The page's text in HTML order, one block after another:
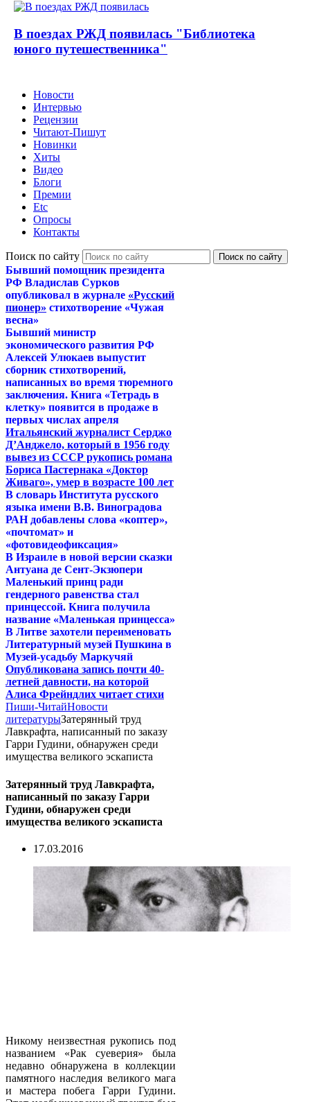
В поездах РЖД появилась "Библиотека
юного путешественника"
Новости
Интервью
Рецензии
Читают-Пишут
Новинки
Хиты
Видео
Блоги
Премии
Etc
Опросы
Контакты
Поиск по сайту
Бывший помощник президента
РФ Владислав Сурков
опубликовал в журнале «Русский
пионер» стихотворение «Чужая
весна»
Бывший министр
экономического развития РФ
Алексей Улюкаев выпустит
сборник стихотворений,
написанных во время тюремного
заключения. Книга «Тетрадь в
клетку» появится в продаже в
первых числах апреля
Итальянский журналист Серджо
Д’Анджело, который в 1956 году
вывез из СССР рукопись романа
Бориса Пастернака «Доктор
Живаго», умер в возрасте 100 лет
В словарь Института русского
языка имени В.В. Виноградова
РАН добавлены слова «коптер»,
«почтомат» и
«фотовидеофиксация»
В Израиле в новой версии сказки
Антуана де Сент-Экзюпери
Маленький принц ради
гендерного равенства стал
принцессой. Книга получила
название «Маленькая принцесса»
В Литве захотели переименовать
Литературный музей Пушкина в
Музей-усадьбу Маркучяй
Опубликована запись почти 40-
летней давности, на которой
Алиса Фрейндлих читает стихи
Пиши-ЧитайНовости
литературыЗатерянный труд
Лавкрафта, написанный по заказу
Гарри Гудини, обнаружен среди
имущества великого эскаписта
Затерянный труд Лавкрафта,
написанный по заказу Гарри
Гудини, обнаружен среди
имущества великого эскаписта
17.03.2016
Никому неизвестная рукопись под
названием «Рак суеверия» была
недавно обнаружена в коллекции
памятного наследия великого мага
и мастера побега Гарри Гудини.